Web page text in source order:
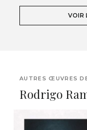
VOIR
AUTRES ŒUVRES
Rodrigo